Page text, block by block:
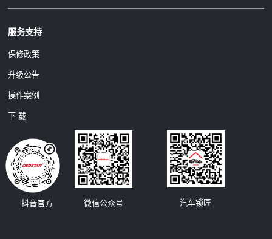
服务支持
保修政策
升级公告
操作案例
下 载
微信公众号
抖音官方 汽车锁匠